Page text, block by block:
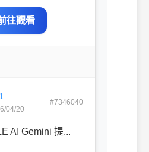
往觀看
04/20
#7346040
AI Gemini 提...